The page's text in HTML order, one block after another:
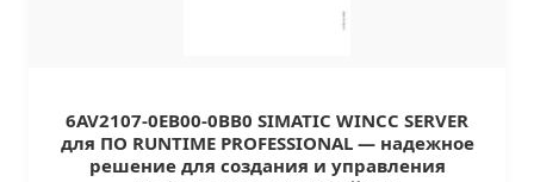
6AV2107-0EB00-0BB0 SIMATIC WINCC SERVER
для ПО RUNTIME PROFESSIONAL — надежное
решение для создания и управления